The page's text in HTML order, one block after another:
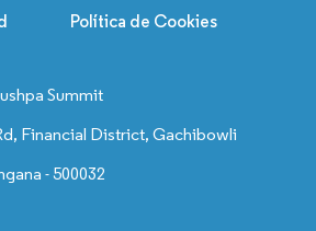
Política de Cookies
Summit
Financial District, Gachibowli
- 500032